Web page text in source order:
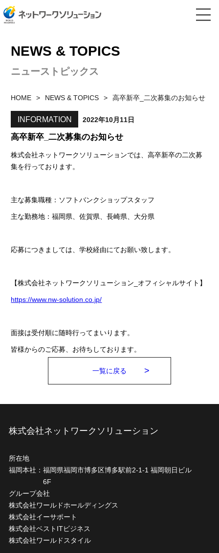
NEWS & TOPICS
ニューストピックス
HOME NEWS & TOPICS 高卒新卒_二次募集のお知らせ
INFORMATION 2022年10月11日
高卒新卒_二次募集のお知らせ
株式会社ネットワークソリューションでは、高卒新卒の二次募
集を行っております。
主な募集職種：ソフトバンクショップスタッフ
主な勤務地：福岡県、佐賀県、長崎県、大分県
応募につきましては、学校経由にてお願い致します。
【株式会社ネットワークソリューション_オフィシャルサイト】
https://www.nw-solution.co.jp/
面接は受付順に随時行ってまいります。
皆様からのご応募、お待ちしております。
一覧に戻る
株式会社ネットワークソリューション
所在地
福岡本社： 福岡県福岡市博多区博多駅前2-1-1 福岡朝日ビル
6F
グループ会社
株式会社ワールドホールディングス
株式会社イーサポート
株式会社ベストITビジネス
株式会社ワールドスタイル